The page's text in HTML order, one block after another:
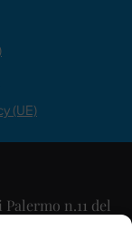
(UE)
n.11 del